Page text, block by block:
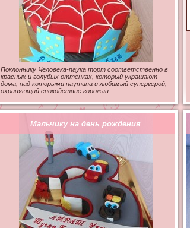
Поклоннику Человека-паука торт соответственно в
красных и голубых оттенках, который украшают
дома, над которыми паутина и любимый супергерой,
охраняющий спокойствие горожан.
Мальчику на день рождения